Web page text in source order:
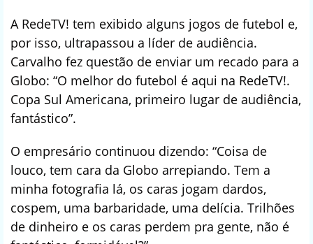
A RedeTV! tem exibido alguns jogos de futebol e,
por isso, ultrapassou a líder de audiência.
Carvalho fez questão de enviar um recado para a
Globo: “O melhor do futebol é aqui na RedeTV!.
Copa Sul Americana, primeiro lugar de audiência,
fantástico”.
O empresário continuou dizendo: “Coisa de
louco, tem cara da Globo arrepiando. Tem a
minha fotografia lá, os caras jogam dardos,
cospem, uma barbaridade, uma delícia. Trilhões
de dinheiro e os caras perdem pra gente, não é